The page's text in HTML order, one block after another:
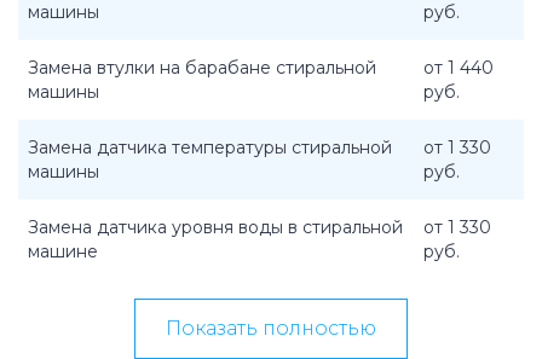
машины
руб.
Замена втулки на барабане стиральной
машины
от 1 440
руб.
Замена датчика температуры стиральной
машины
от 1 330
руб.
Замена датчика уровня воды в стиральной
машине
от 1 330
руб.
Показать полностью